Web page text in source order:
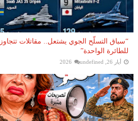
للطائرة الواحدة”
أيار 26, 2026 undefined